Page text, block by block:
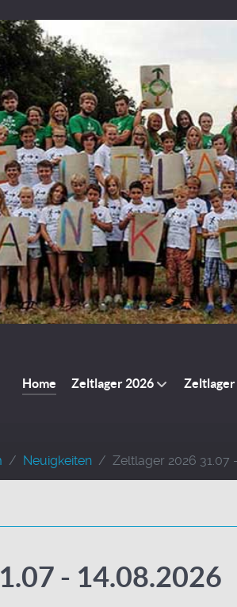
Home Zeltlager 2026 Zeltlager
Neuigkeiten Zeltlager 2026 31.07
- 14.08.2026